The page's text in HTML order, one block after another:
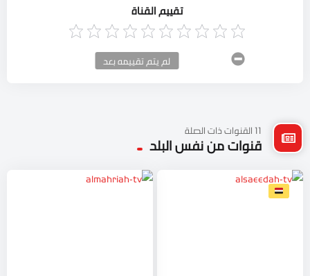
تقييم القناة
لم يتم تقييمه بعد
11 القنوات ذات الصلة
قنوات من نفس البلد